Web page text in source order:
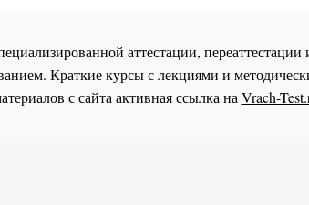
аттестации,
Краткие курсы с лекциями и
с сайта активная ссылка наVrach-